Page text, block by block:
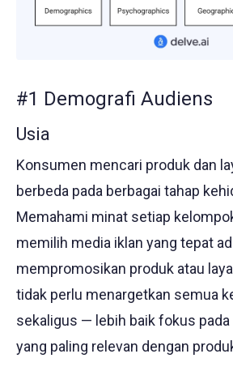
#1 Demografi Audiens
Usia
Konsumen mencari produk dan
berbeda pada berbagai tahap
Memahami minat setiap
memilih media iklan yang tepat
mempromosikan produk atau
tidak perlu menargetkan semua
sekaligus — lebih baik fokus
yang paling relevan dengan